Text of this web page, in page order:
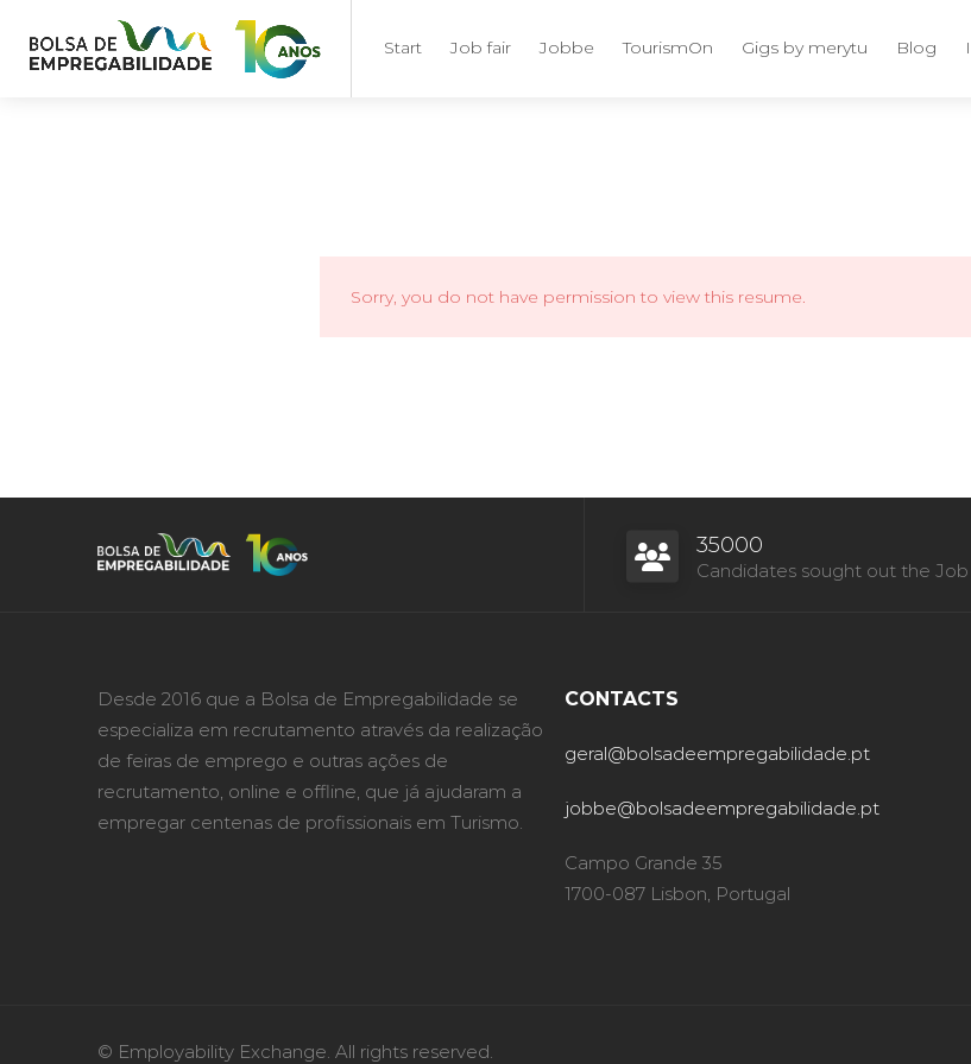
Start Job fair Jobbe TourismOn Gigs by merytu Blog
Sorry, you do not have permission to view this resume.
35000
Candidates sought out the Job
Desde 2016 que a Bolsa de Empregabilidade se
especializa em recrutamento através da realização
de feiras de emprego e outras ações de
recrutamento, online e offline, que já ajudaram a
empregar centenas de profissionais em Turismo.
CONTACTS
geral@bolsadeempregabilidade.pt
jobbe@bolsadeempregabilidade.pt
Campo Grande 35
1700-087 Lisbon, Portugal
© Employability Exchange. All rights reserved.